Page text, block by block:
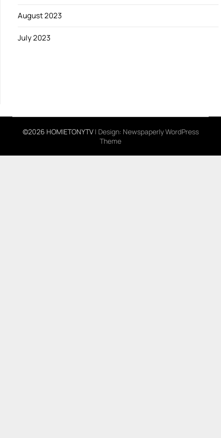
August 2023
July 2023
©2026 HOMIETONYTV| Design: Newspaperly WordPress
Theme